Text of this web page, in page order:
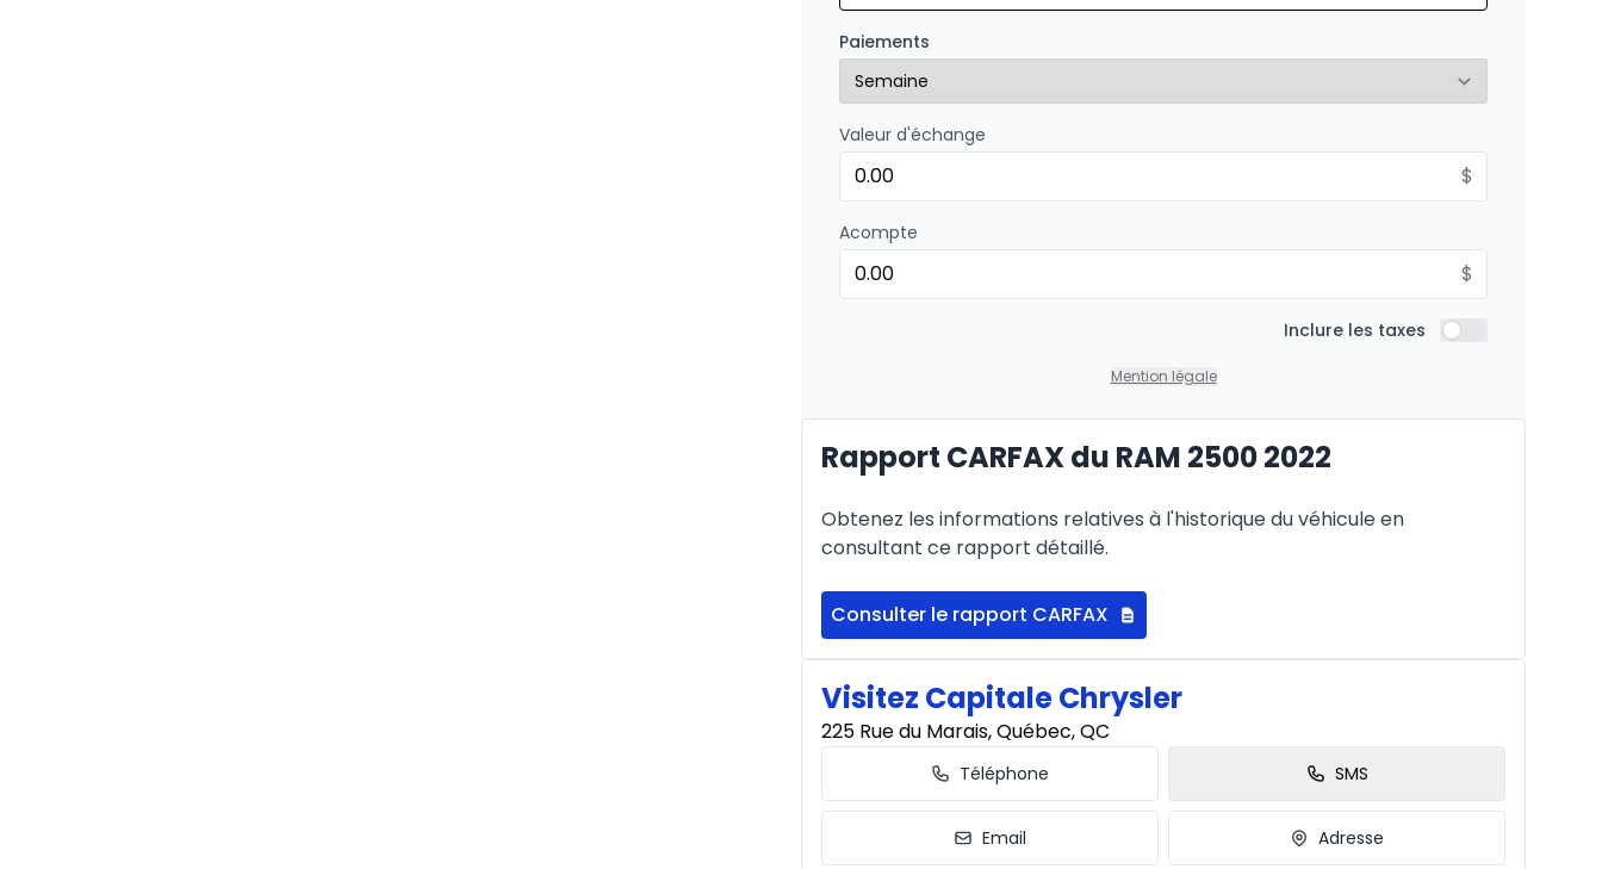
0.00 $ d'acompte • 8.99%
À partir de :
Financement sur 48 mois
Financement sur 48 mois
Financement sur 36 mois
À partir de :
471 $/Sem.
Financement sur 24 mois
0.00 $ d'acompte • 8.99%
Paiements
Valeur d'échange
$
Acompte
$
Inclure les taxes Inclure les taxes
Mention légale
Rapport CARFAX du RAM 2500 2022
Obtenez les informations relatives à l'historique du véhicule en
consultant ce rapport détaillé.
Consulter le rapport CARFAX
Visitez Capitale Chrysler
225 Rue du Marais, Québec, QC
Téléphone SMS
Email Adresse